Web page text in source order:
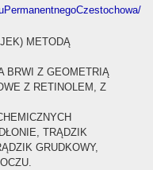
METODĄ
BRWI Z GEOMETRIĄ
Z RETINOLEM, Z
TRĄDZIK
GRUDKOWY,